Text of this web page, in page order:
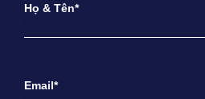
Họ & Tên*
Email*